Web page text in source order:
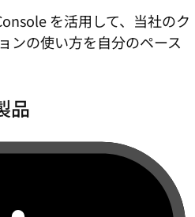
を活用して、当社のク
ンの使い方を自分のペース
品